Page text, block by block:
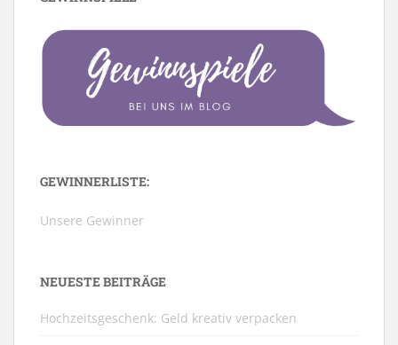
GEWINNERLISTE:
Unsere Gewinner
NEUESTE BEITRÄGE
Hochzeitsgeschenk: Geld kreativ verpacken